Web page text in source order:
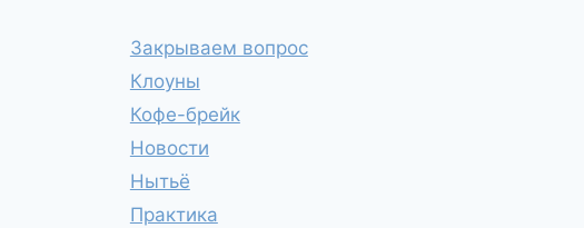
Закрываем вопрос
Клоуны
Кофе-брейк
Новости
Нытьё
Практика